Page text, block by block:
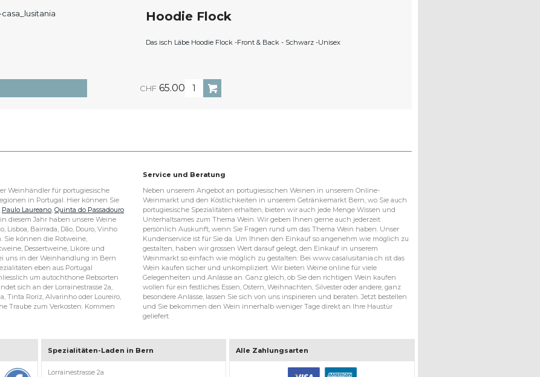
Hoodie Flock
Das isch Läbe Hoodie Flock -Front & Back - Schwarz -Unisex
CHF 65.00
Weinhändler für portugiesische
in Portugal. Hier können Sie
Paulo Laureano, Quinta do Passadouro
diesem Jahr haben unsere Weine
Lisboa, Bairrada, Dão, Douro, Vinho
Sie können die Rotweine,
Dessertweine, Liköre und
uns in der Weinhandlung in Bern
eben aus Portugal
um autochthone Rebsorten
sich an der Lorrainestrasse 2a,
Tinta Roriz, Alvarinho oder Loureiro,
Traube zum Verkosten. Kommen
Service und Beratung
Neben unserem Angebot an portugiesischen Weinen in unserem Online-
Weinmarkt und den Köstlichkeiten in unserem Getränkemarkt Bern, wo Sie auch
portugiesische Spezialitäten erhalten, bieten wir auch jede Menge Wissen und
Unterhaltsames zum Thema Wein. Wir geben Ihnen gerne auch jederzeit
persönlich Auskunft, wenn Sie Fragen rund um das Thema Wein haben. Unser
Kundenservice ist für Sie da. Um Ihnen den Einkauf so angenehm wie möglich zu
gestalten, haben wir grossen Wert darauf gelegt, den Einkauf in unserem
Weinmarkt so einfach wie möglich zu gestalten: Bei www.casalusitania.ch ist das
Wein kaufen sicher und unkompliziert. Wir bieten Weine online für viele
Gelegenheiten und Anlässe an. Ganz gleich, ob Sie den richtigen Wein kaufen
wollen für ein festliches Essen, Ostern, Weihnachten, Silvester oder andere, ganz
besondere Anlässe, lassen Sie sich von uns inspirieren und beraten. Jetzt bestellen
und Sie bekommen den Wein innerhalb weniger Tage direkt an Ihre Haustür
geliefert.
Spezialitäten-Laden in Bern
Lorrainestrasse 2a
Alle Zahlungsarten